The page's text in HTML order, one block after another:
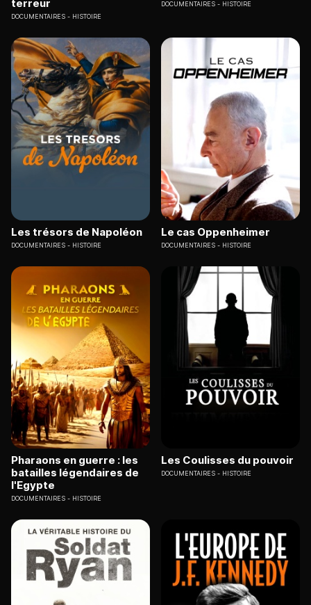
terreur
DOCUMENTAIRES HISTOIRE
DOCUMENTAIRES HISTOIRE
Les trésors de Napoléon
DOCUMENTAIRES HISTOIRE
Le cas Oppenheimer
DOCUMENTAIRES HISTOIRE
Pharaons en guerre : les
batailles légendaires de
l'Egypte
DOCUMENTAIRES HISTOIRE
Les Coulisses du pouvoir
DOCUMENTAIRES HISTOIRE